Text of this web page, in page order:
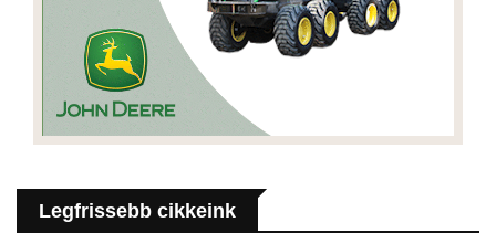
Legfrissebb cikkeink